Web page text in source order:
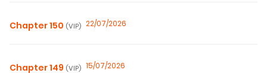
Chapter 150 (VIP) 22/07/2026
Chapter 149 (VIP) 15/07/2026